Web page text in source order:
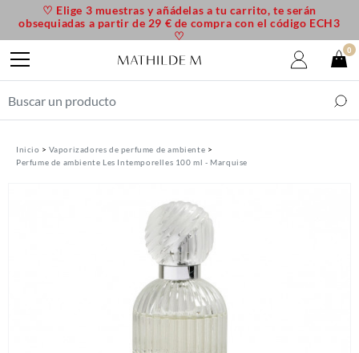
Inicio
Vaporizadores de perfume de ambiente
Perfume de ambiente Les Intemporelles 100 ml - Marquise
♡ Elige 3 muestras y añádelas a tu carrito, te serán
obsequiadas a partir de 29 € de compra con el código ECH3
♡
0